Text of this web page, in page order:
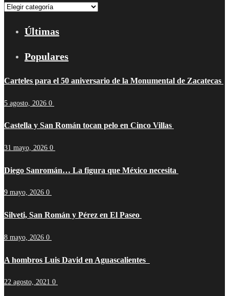
Categorías
Últimas
Populares
Carteles para el 50 aniversario de la Monumental de Zacatecas
5 agosto, 2026 0
Castella y San Román tocan pelo en Cinco Villas
31 mayo, 2026 0
Diego Sanromán… La figura que México necesita
9 mayo, 2026 0
Silveti, San Román y Pérez en El Paseo
8 mayo, 2026 0
A hombros Luis David en Aguascalientes
22 agosto, 2021 0